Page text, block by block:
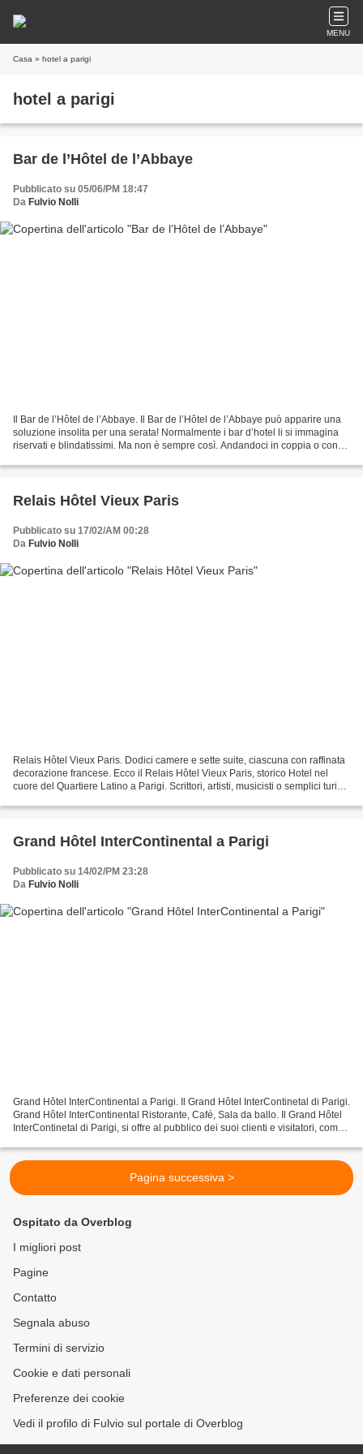
MENU
Casa » hotel a parigi
hotel a parigi
Bar de l’Hôtel de l’Abbaye
Pubblicato su 05/06/PM 18:47
Da Fulvio Nolli
Il Bar de l’Hôtel de l’Abbaye. Il Bar de l’Hôtel de l’Abbaye può apparire una
soluzione insolita per una serata! Normalmente i bar d’hotel li si immagina
riservati e blindatissimi. Ma non è sempre così. Andandoci in coppia o con
Relais Hôtel Vieux Paris
Pubblicato su 17/02/AM 00:28
Da Fulvio Nolli
Relais Hôtel Vieux Paris. Dodici camere e sette suite, ciascuna con raffinata
decorazione francese. Ecco il Relais Hôtel Vieux Paris, storico Hotel nel
cuore del Quartiere Latino a Parigi. Scrittori, artisti, musicisti o semplici turisti
Grand Hôtel InterContinental a Parigi
Pubblicato su 14/02/PM 23:28
Da Fulvio Nolli
Grand Hôtel InterContinental a Parigi. Il Grand Hôtel InterContinetal di Parigi.
Grand Hôtel InterContinental Ristorante, Café, Sala da ballo. Il Grand Hôtel
InterContinetal di Parigi, si offre al pubblico dei suoi clienti e visitatori, come
Pagina successiva >
Ospitato da Overblog
I migliori post
Pagine
Contatto
Segnala abuso
Termini di servizio
Cookie e dati personali
Preferenze dei cookie
Vedi il profilo di Fulvio sul portale di Overblog